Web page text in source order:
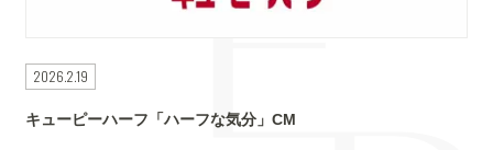
2026.2.19
キューピーハーフ「ハーフな気分」CM